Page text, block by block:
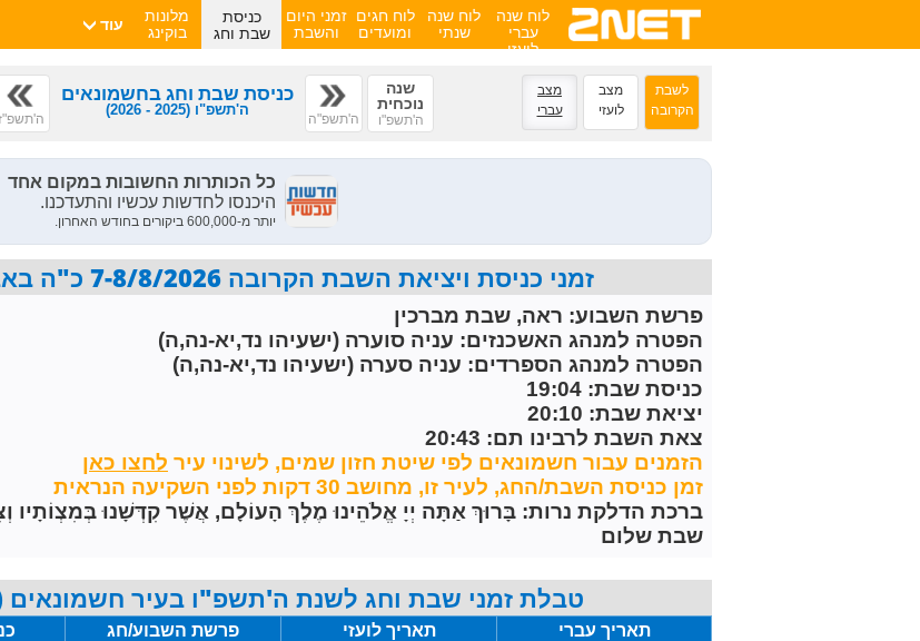
לוח שנה
עברי
לועזי
לוח שנה
שנתי
לוח חגים
ומועדים
זמני היום
והשבת
כניסת
שבת וחג
מלונות
בוקינג
עוד
לשבת
הקרובה
מצב
לועזי
מצב
עברי
שנה
נוכחית
ה'תשפ"ו ה'תשפ"ה
כניסת שבת וחג בחשמונאים
ה'תשפ"ו (2025 - 2026)
זמני כניסת ויציאת השבת הקרובה 7-8/8/2026 כ"ה באב ה'תשפ"ו פרשת ראה
פרשת השבוע: ראה, שבת מברכין
הפטרה למנהג האשכנזים: עניה סוערה (ישעיהו נד,יא-נה,ה)
הפטרה למנהג הספרדים: עניה סערה (ישעיהו נד,יא-נה,ה)
כניסת שבת: 19:04
יציאת שבת: 20:10
צאת השבת לרבינו תם: 20:43
הזמנים עבור חשמונאים לפי שיטת חזון שמים, לשינוי עיר
זמן כניסת השבת/החג, לעיר זו, מחושב 30 דקות לפני השקיעה הנראית
ברכת הדלקת נרות: בָּרוּךְ אַתָּה יְיָ אֱלֹהֵינוּ מֶלֶךְ הָעוֹלָם, אֲשֶׁר קִדְּשָׁנוּ בְּמִצְוֹתָיו
שבת שלום
טבלת זמני שבת וחג לשנת ה'תשפ"ו בעיר חשמונאים
תאריך עברי תאריך לועזי פרשת השבוע/חג